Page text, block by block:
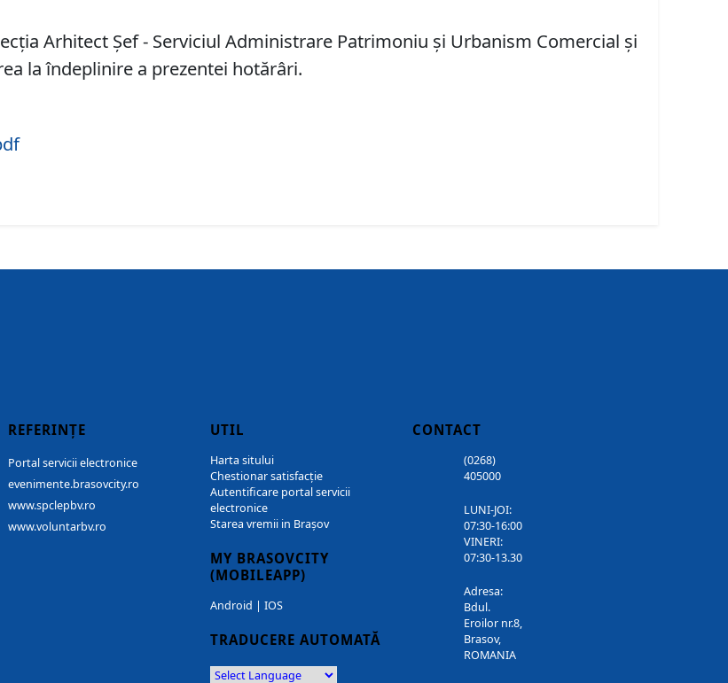
Arhitect Șef - Serviciul Administrare Patrimoniu și Urbanism Comercial şi
la îndeplinire a prezentei hotărâri.
REFERINȚE
Portal servicii electronice
evenimente.brasovcity.ro
www.spclepbv.ro
www.voluntarbv.ro
UTIL
Harta sitului
Chestionar satisfacție
Autentificare portal servicii
electronice
Starea vremii in Brașov
MY BRASOVCITY
(MOBILEAPP)
Android | IOS
TRADUCERE AUTOMATĂ
CONTACT
(0268)
405000
LUNI-JOI:
07:30-16:00
VINERI:
07:30-13.30
Adresa:
Bdul.
Eroilor nr.8,
Brasov,
ROMANIA